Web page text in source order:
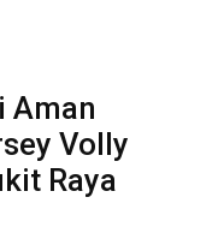
Aman
Volly
Raya